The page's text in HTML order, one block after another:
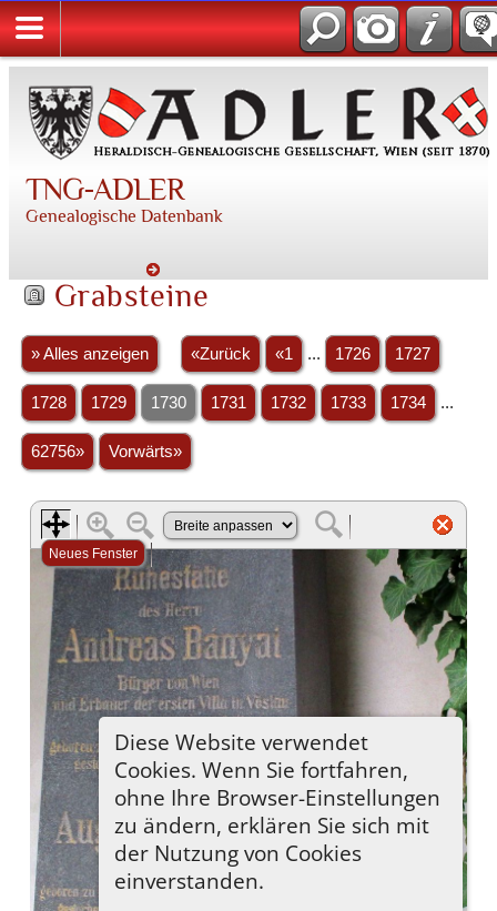
TNG-ADLER
Genealogische Datenbank
Grabsteine
» Alles anzeigen «Zurück «1 ... 1726 1727
1728 1729 1730 1731 1732 1733 1734 ...
62756» Vorwärts»